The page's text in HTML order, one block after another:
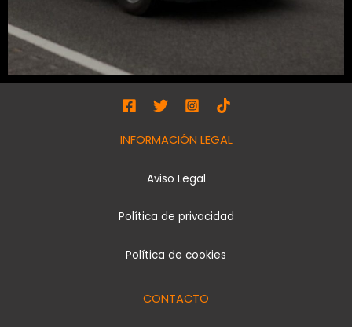
INFORMACIÓN LEGAL
Aviso Legal
Política de privacidad
Política de cookies
CONTACTO